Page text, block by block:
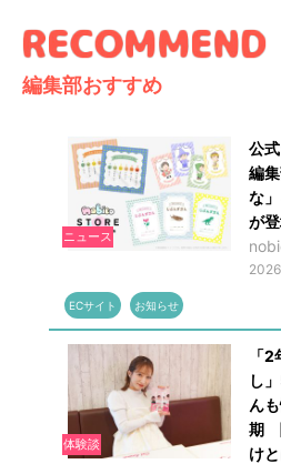
編集部おすすめ
ニュース
公
編
な
が
ECサイト お知らせ
体験談
「
し
ん
期
け